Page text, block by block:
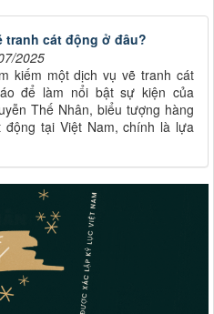
tranh cát động ở đâu?
2025
kiếm một dịch vụ vẽ tranh cát
để làm nổi bật sự kiện của
Thế Nhân, biểu tượng hàng
tại Việt Nam, chính là lựa